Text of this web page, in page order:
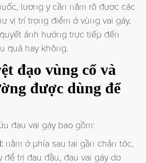
lương y cần nắm rõ được các
vị trí trọng điểm ở vùng vai gáy,
ảnh hưởng trực tiếp đến
quả hay không.
đạo vùng cổ và
được dùng để
đau vai gáy bao gồm:
nằm ở phía sau tai gần chân tóc,
để trị đau đầu, đau vai gáy do